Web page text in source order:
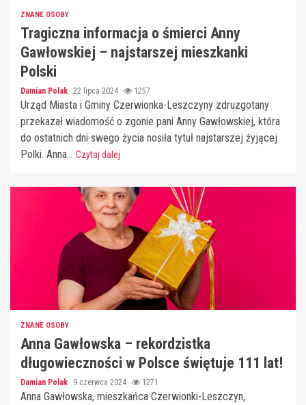
ZNANE OSOBY
Tragiczna informacja o śmierci Anny
Gawłowskiej – najstarszej mieszkanki
Polski
Damian Polak 22 lipca 2024 1257
Urząd Miasta i Gminy Czerwionka-Leszczyny zdruzgotany
przekazał wiadomość o zgonie pani Anny Gawłowskiej, która
do ostatnich dni swego życia nosiła tytuł najstarszej żyjącej
Polki. Anna... Czytaj dalej
ZNANE OSOBY
Anna Gawłowska – rekordzistka
długowieczności w Polsce świętuje 111 lat!
Damian Polak 9 czerwca 2024 1271
Anna Gawłowska, mieszkańca Czerwionki-Leszczyn,